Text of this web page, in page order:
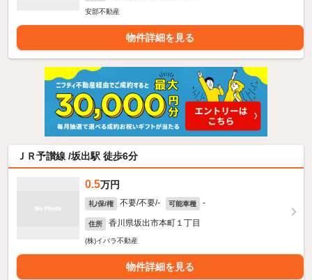
安部不動産
物件詳細を見る
ＪＲ予讃線 /坂出駅 徒歩6分
0.5万円
礼/保/権 不要/不要/- 可能車種 -
住所 香川県坂出市本町１丁目
(株)イバラ不動産
物件詳細を見る